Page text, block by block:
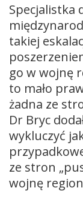
Specjalistka
takiej
go w wojnę
to mało
żadna ze
Dr Bryc
wykluczyć
ze stron
wojnę